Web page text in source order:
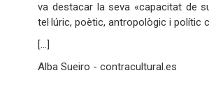
va destacar la seva «capacitat de
tel·lúric, poètic, antropològic i polític
[…]
Alba Sueiro - contracultural.es